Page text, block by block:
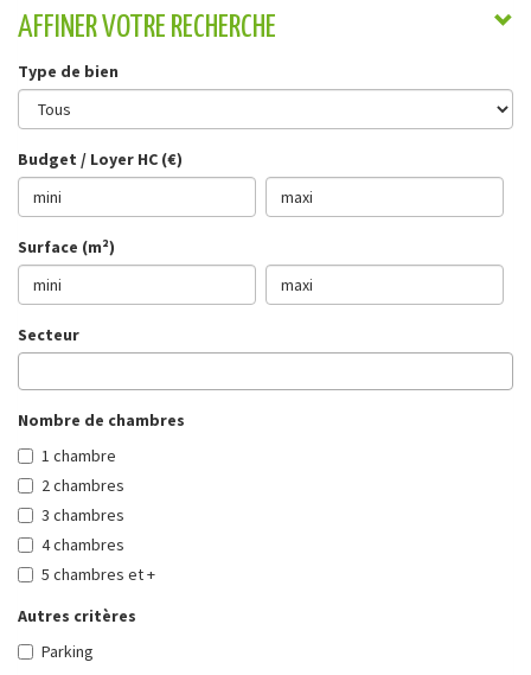
AFFINER VOTRE RECHERCHE
Type de bien
Budget / Loyer HC (€)
Surface (m²)
Secteur
Nombre de chambres
1 chambre
2 chambres
3 chambres
4 chambres
5 chambres et +
Autres critères
Parking